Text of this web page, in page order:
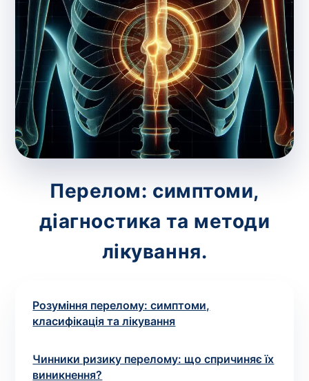
Перелом: симптоми,
діагностика та методи
лікування.
Розуміння перелому: симптоми,
класифікація та лікування
Чинники ризику перелому: що спричиняє їх
виникнення?
Попередній запис на дослідження не
потрібний. Виняток становлять мазки та
зіскрібки. Взяття біоматеріалу для них
виконує лікар – необхідийзапис до фахівця
Аналіз вдома
Номер телефону*